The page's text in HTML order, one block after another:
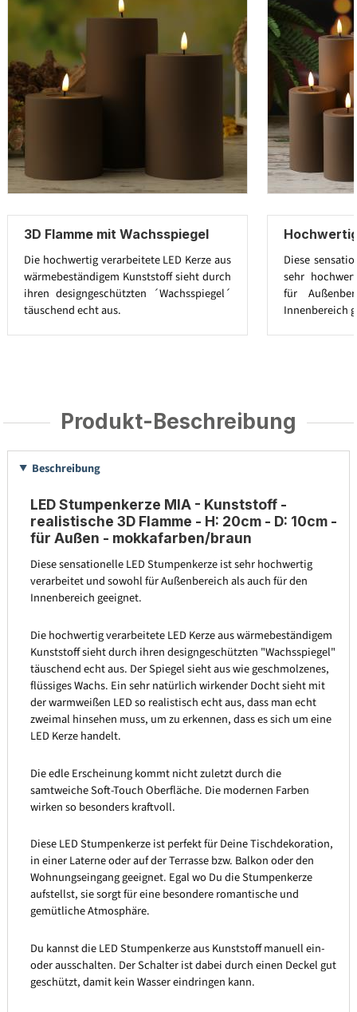
3D Flamme mit Wachsspiegel
Die hochwertig verarbeitete LED Kerze aus
wärmebeständigem Kunststoff sieht durch
ihren designgeschützten ´Wachsspiegel´
täuschend echt aus.
Diese
sehr
für
Innenbereich
Produkt-Beschreibung
Beschreibung
LED Stumpenkerze MIA - Kunststoff -
realistische 3D Flamme - H: 20cm - D: 10cm -
für Außen - mokkafarben/braun
Diese sensationelle LED Stumpenkerze ist sehr hochwertig
verarbeitet und sowohl für Außenbereich als auch für den
Innenbereich geeignet.
Die hochwertig verarbeitete LED Kerze aus wärmebeständigem
Kunststoff sieht durch ihren designgeschützten "Wachsspiegel"
täuschend echt aus. Der Spiegel sieht aus wie geschmolzenes,
flüssiges Wachs. Ein sehr natürlich wirkender Docht sieht mit
der warmweißen LED so realistisch echt aus, dass man echt
zweimal hinsehen muss, um zu erkennen, dass es sich um eine
LED Kerze handelt.
Die edle Erscheinung kommt nicht zuletzt durch die
samtweiche Soft-Touch Oberfläche. Die modernen Farben
wirken so besonders kraftvoll.
Diese LED Stumpenkerze ist perfekt für Deine Tischdekoration,
in einer Laterne oder auf der Terrasse bzw. Balkon oder den
Wohnungseingang geeignet. Egal wo Du die Stumpenkerze
aufstellst, sie sorgt für eine besondere romantische und
gemütliche Atmosphäre.
Du kannst die LED Stumpenkerze aus Kunststoff manuell ein-
oder ausschalten. Der Schalter ist dabei durch einen Deckel gut
geschützt, damit kein Wasser eindringen kann.